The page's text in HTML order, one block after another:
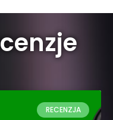
RECENZJA